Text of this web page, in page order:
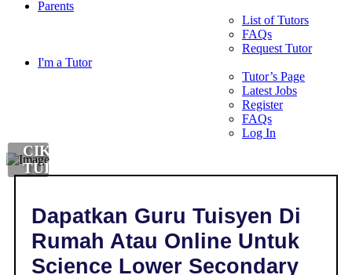
Parents
List of Tutors
FAQs
Request Tutor
I'm a Tutor
Tutor’s Page
Latest Jobs
Register
FAQs
Log In
CIKGU
TUISYEN
KOTA,
NEGERI
SEMBILAN
Dapatkan Guru Tuisyen Di
Rumah Atau Online Untuk
Science Lower Secondary